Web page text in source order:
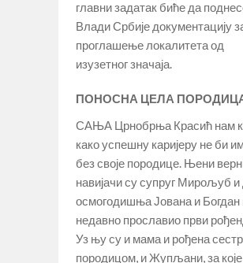
главни задатак биће да
Влади Србије документацију
проглашење локалитета од
изузетног значаја.
ПОНОСНА ЦЕЛА
САЊА Црнобрња Красић нам
како успешну каријеру не би
без своје породице. Њени
навијачи су супруг Мирољуб и
осмогодишња Јована и Богдан
недавно прославио први
Уз њу су и мама и рођена
породицом, и Жупљани, за